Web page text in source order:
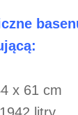
x 61 cm
litry